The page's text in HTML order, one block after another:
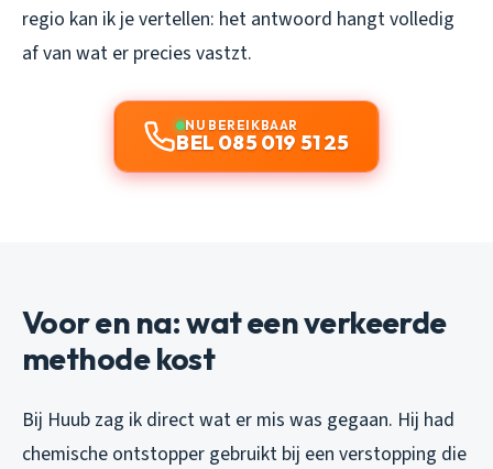
regio kan ik je vertellen: het antwoord hangt volledig
af van wat er precies vastzt.
NU BEREIKBAAR
BEL 085 019 51 25
Voor en na: wat een verkeerde
methode kost
Bij Huub zag ik direct wat er mis was gegaan. Hij had
chemische ontstopper gebruikt bij een verstopping die